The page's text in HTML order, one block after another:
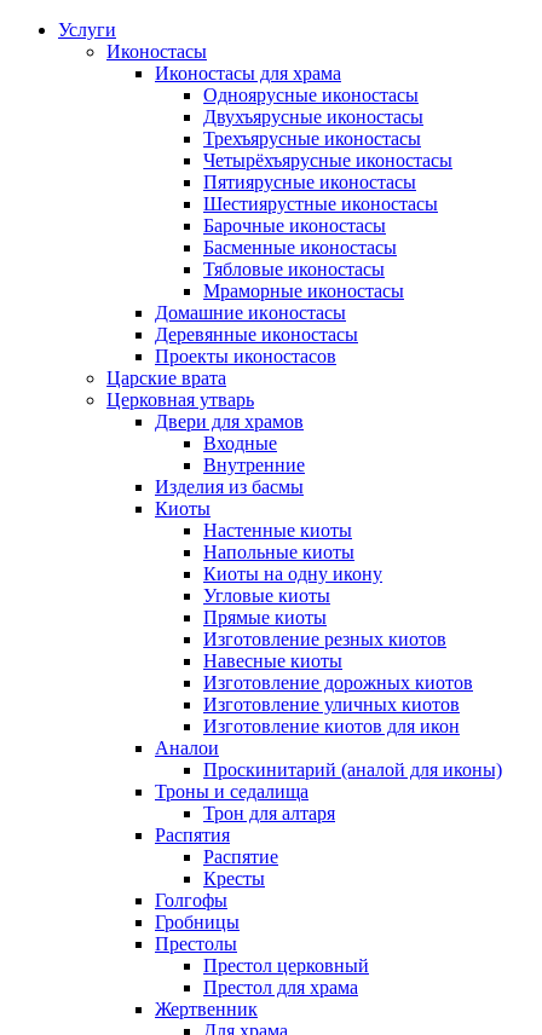
Услуги
Иконостасы
Иконостасы для храма
Одноярусные иконостасы
Двухъярусные иконостасы
Трехъярусные иконостасы
Четырёхъярусные иконостасы
Пятиярусные иконостасы
Шестиярустные иконостасы
Барочные иконостасы
Басменные иконостасы
Тябловые иконостасы
Мраморные иконостасы
Дoмaшниe икoнoстaсы
Деревянные иконостасы
Проекты иконостасов
Царские врата
Церковная утварь
Двери для храмов
Входные
Внутренние
Изделия из басмы
Киоты
Настенные киоты
Напольные киоты
Киоты на одну икону
Угловые киоты
Прямые киоты
Изготовление резных киотов
Навесные киоты
Изготовление дорожных киотов
Изготовление уличных киотов
Изготовление киотов для икон
Аналои
Проскинитарий (аналой для иконы)
Троны и седалища
Трон для алтаря
Распятия
Распятие
Кресты
Голгофы
Гробницы
Престолы
Престол церковный
Престол для храма
Жертвенник
Для храма